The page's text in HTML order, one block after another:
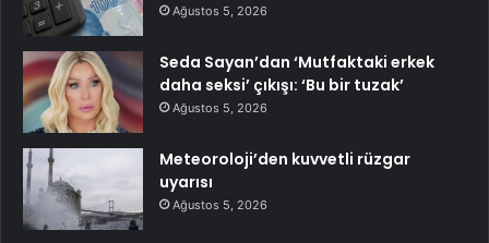
Ağustos 5, 2026
Seda Sayan’dan ‘Mutfaktaki erkek
daha seksi’ çıkışı: ‘Bu bir tuzak’
Ağustos 5, 2026
Meteoroloji’den kuvvetli rüzgar
uyarısı
Ağustos 5, 2026